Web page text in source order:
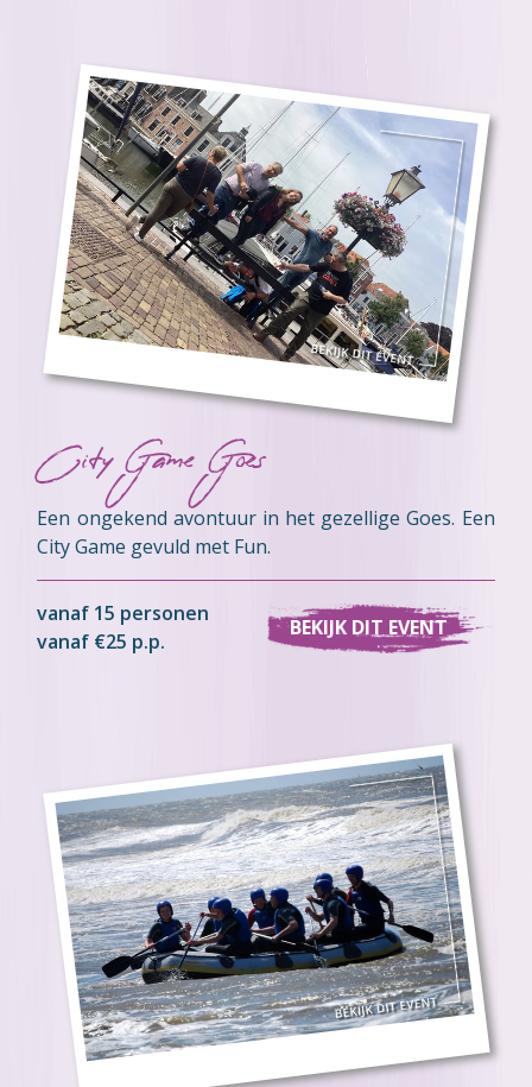
City Game Goes
Een ongekend avontuur in het gezellige Goes. Een
City Game gevuld met Fun.
vanaf 15 personen
vanaf €25 p.p.
BEKIJK DIT EVENT